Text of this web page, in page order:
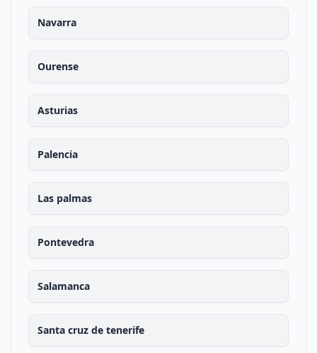
Navarra
Ourense
Asturias
Palencia
Las palmas
Pontevedra
Salamanca
Santa cruz de tenerife